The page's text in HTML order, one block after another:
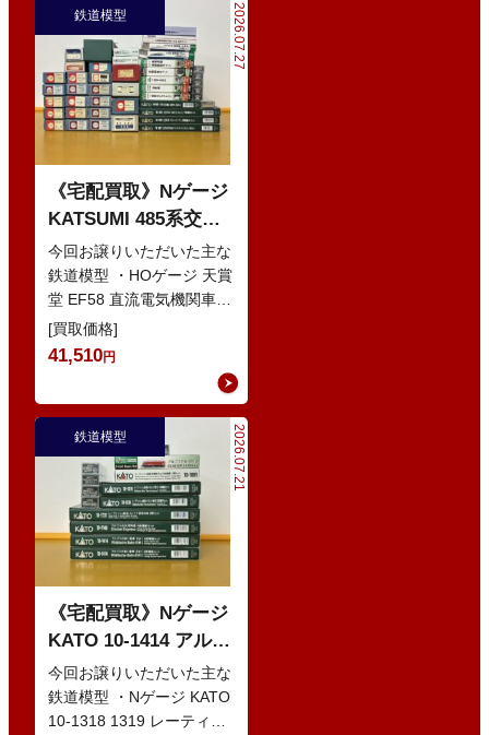
2026.07.27
鉄道模型
《宅配買取》Nゲージ
KATSUMI 485系交直
流特急型電車 などの
鉄道模型
今回お譲りいただいた主な
鉄道模型 ・HOゲージ 天賞
堂 EF58 直流電気機関車
・Nゲージ KATO 10-386
285系0番…
[買取価格]
41,510円
2026.07.21
鉄道模型
《宅配買取》Nゲージ
KATO 10-1414 アルプ
スの赤い客車 EWI な
どの鉄道模型
今回お譲りいただいた主な
鉄道模型 ・Nゲージ KATO
10-1318 1319 レーティッ